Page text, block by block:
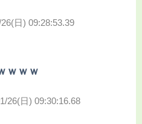
日) 09:28:53.39
ｗｗｗ
26(日) 09:30:16.68